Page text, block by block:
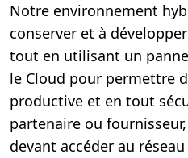
Notre environnement
conserver et à
tout en utilisant un
le Cloud pour permettre
productive et en tout
partenaire ou
devant accéder au